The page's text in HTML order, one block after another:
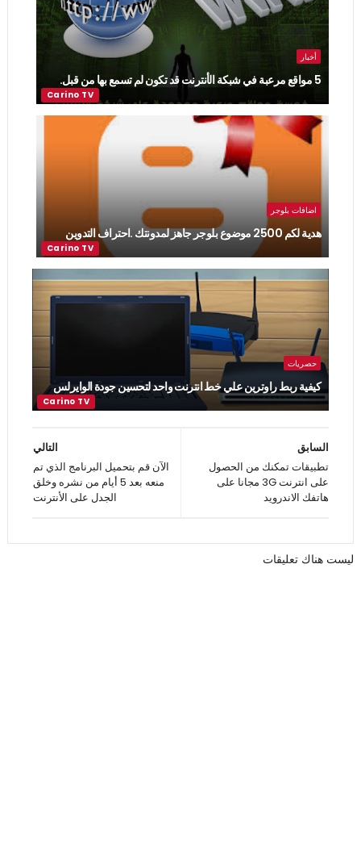
أخبار
5 مواقع مرعبة في شبكة الأنترنت قد تكون لم تسمع بها من قبل.
اضافات بلوجر
هدية لكم 2500 موضوع بلوجر جاهز لمدونتك .احتراف التدوين
حصريات
كيفية ربط راوترين علي خط انترنت واحد لتحسين جودة الوايرلس
التالي
الآن قم بتحميل البرنامج الذي تم
منعه بعد 5 أيام من نشره وخلق
الجدل على الأنترنت
السابق
تطبيقات تمكنك من الحصول
على انترنت 3G مجانا على
هاتفك الاندرويد
ليست هناك تعليقات